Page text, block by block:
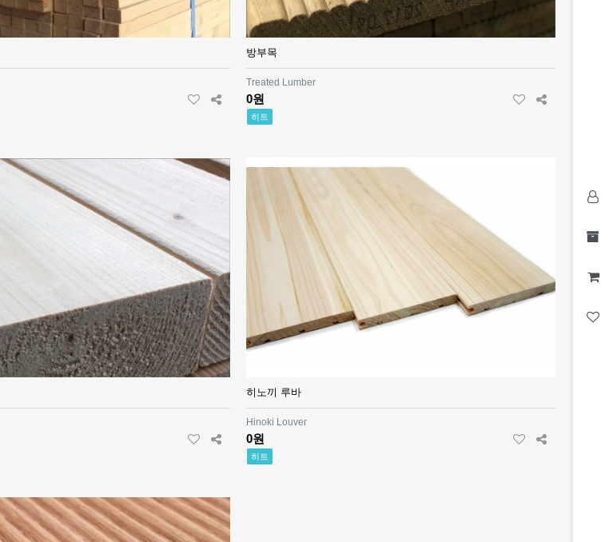
방부목
Treated Lumber
0원
히트
히노끼 루바
Hinoki Louver
0원
히트